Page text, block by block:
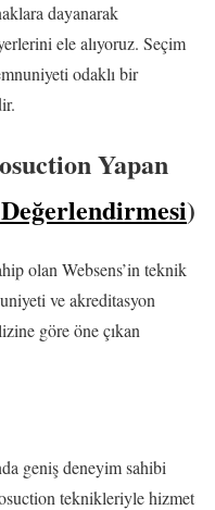
dayanarak
ele alıyoruz. Seçim
odaklı bir
Yapan
)
olan Websens’in teknik
ve akreditasyon
göre öne çıkan
geniş deneyim sahibi
teknikleriyle hizmet